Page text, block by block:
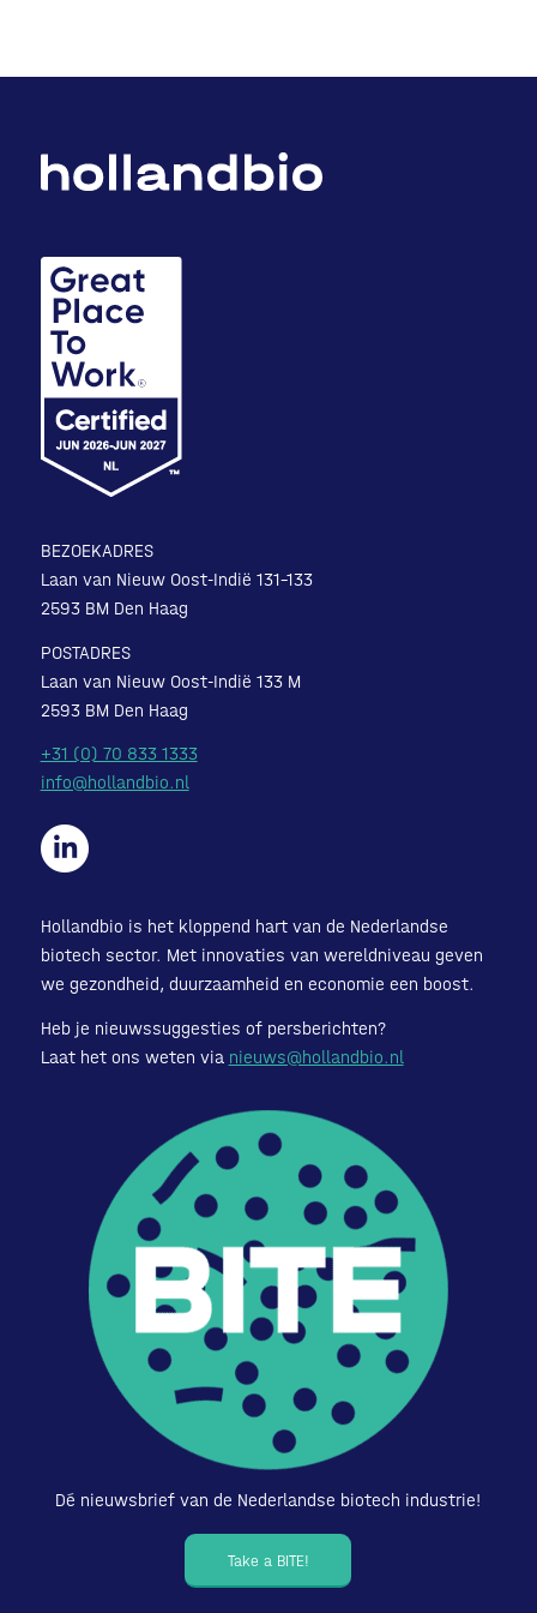
BEZOEKADRES
Laan van Nieuw Oost-Indië 131-133
2593 BM Den Haag
POSTADRES
Laan van Nieuw Oost-Indië 133 M
2593 BM Den Haag
+31 (0) 70 833 1333
info@hollandbio.nl
Hollandbio is het kloppend hart van de Nederlandse
biotech sector. Met innovaties van wereldniveau geven
we gezondheid, duurzaamheid en economie een boost.
Heb je nieuwssuggesties of persberichten?
Laat het ons weten via nieuws@hollandbio.nl
Dé nieuwsbrief van de Nederlandse biotech industrie!
Take a BITE!